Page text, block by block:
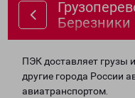
Березники
ПЭК доставляет грузы
другие города России
авиатранспортом.